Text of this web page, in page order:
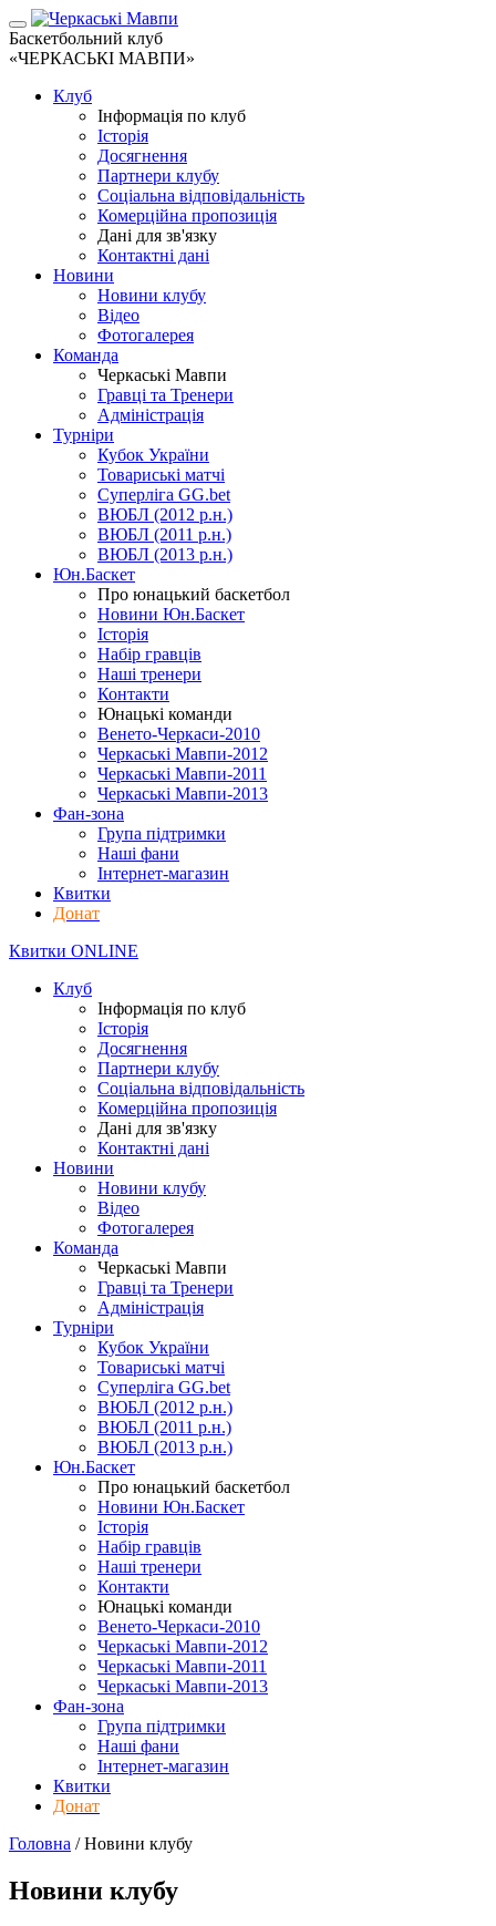
Баскетбольний клуб
«ЧЕРКАСЬКІ МАВПИ»
Клуб
Інформація по клуб
Історія
Досягнення
Партнери клубу
Соціальна відповідальність
Комерційна пропозиція
Дані для зв'язку
Контактні дані
Новини
Новини клубу
Відео
Фотогалерея
Команда
Черкаські Мавпи
Гравці та Тренери
Адміністрація
Турніри
Кубок України
Товариські матчі
Суперліга GG.bet
ВЮБЛ (2012 р.н.)
ВЮБЛ (2011 р.н.)
ВЮБЛ (2013 р.н.)
Юн.Баскет
Про юнацький баскетбол
Новини Юн.Баскет
Історія
Набір гравців
Наші тренери
Контакти
Юнацькі команди
Венето-Черкаси-2010
Черкаські Мавпи-2012
Черкаські Мавпи-2011
Черкаські Мавпи-2013
Фан-зона
Група підтримки
Наші фани
Інтернет-магазин
Квитки
Донат
Квитки ONLINE
Клуб
Інформація по клуб
Історія
Досягнення
Партнери клубу
Соціальна відповідальність
Комерційна пропозиція
Дані для зв'язку
Контактні дані
Новини
Новини клубу
Відео
Фотогалерея
Команда
Черкаські Мавпи
Гравці та Тренери
Адміністрація
Турніри
Кубок України
Товариські матчі
Суперліга GG.bet
ВЮБЛ (2012 р.н.)
ВЮБЛ (2011 р.н.)
ВЮБЛ (2013 р.н.)
Юн.Баскет
Про юнацький баскетбол
Новини Юн.Баскет
Історія
Набір гравців
Наші тренери
Контакти
Юнацькі команди
Венето-Черкаси-2010
Черкаські Мавпи-2012
Черкаські Мавпи-2011
Черкаські Мавпи-2013
Фан-зона
Група підтримки
Наші фани
Інтернет-магазин
Квитки
Донат
Головна /Новини клубу
Новини клубу